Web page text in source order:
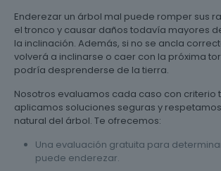
Enderezar un árbol mal puede romper sus
el tronco y causar daños todavía mayores
la inclinación. Además, si no se ancla
volverá a inclinarse o caer con la próxima
podría desprenderse de la tierra.
Nosotros evaluamos cada caso con criterio
aplicamos soluciones seguras y
natural del árbol. Te ofrecemos:
Una evaluación gratuita para
puede enderezar.